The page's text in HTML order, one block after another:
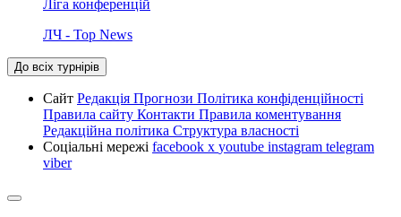
Ліга конференцій
ЛЧ - Top News
До всіх турнірів
Сайт Редакція Прогнози Політика конфіденційності
Правила сайту Контакти Правила коментування
Редакційна політика Структура власності
Соціальні мережі facebook x youtube instagram telegram
viber